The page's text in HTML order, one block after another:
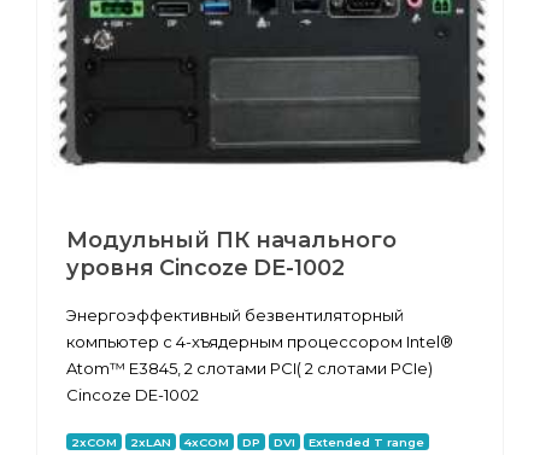
Модульный ПК начального
уровня Cincoze DE-1002
Энергоэффективный безвентиляторный
компьютер с 4-хъядерным процессором Intel®
Atom™ E3845, 2 слотами PCI( 2 слотами PCIe)
Cincoze DE-1002
2xCOM 2xLAN 4xCOM DP DVI Extended T range